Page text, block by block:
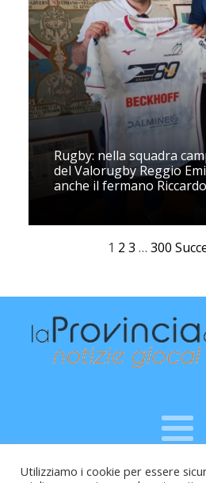
Rugby: nella squadra
del Valorugby Reggio
anche il fermano
1 2 3 … 300
Raffaele Vitali - via Leopardi 10
Utilizziamo i cookie per essere